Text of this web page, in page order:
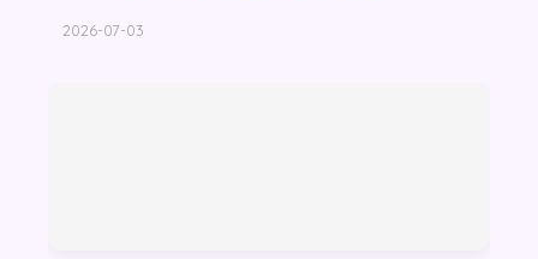
2026-07-03